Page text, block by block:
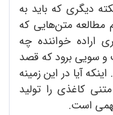
دیگری که باید به
مطالعه متن‌هایی که
اراده خواننده چه
و سویی برود که قصد
آیا در این زمینه
کاغذی را تولید
است.